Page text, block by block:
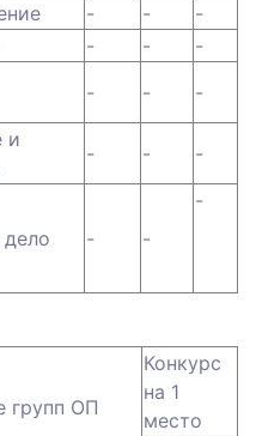
- -
-
- -
-
- - -
и
- - -
дело - -
-
групп ОП
Конкурс
на 1
место